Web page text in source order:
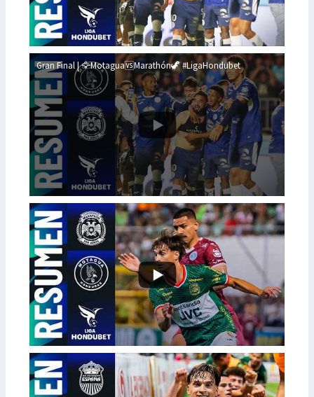
Gran Final | 🦅Motagua🆚Marathón🦖 #LigaHondubet